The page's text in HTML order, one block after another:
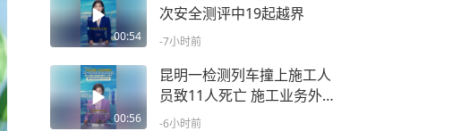
00:54
次安全测评中19起越界
-7小时前
00:56
昆明一检测列车撞上施工人
员致11人死亡 施工业务外包
单位被罚1.5万元
-6小时前